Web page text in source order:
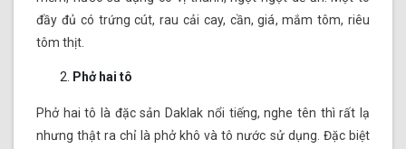
đầy đủ có trứng cút, rau cải cay, cần, giá, mắm tôm, riêu
tôm thịt.
Phở hai tô
Phở hai tô là đặc sản Daklak nổi tiếng, nghe tên thì rất lạ
nhưng thật ra chỉ là phở khô và tô nước sử dụng. Đặc biệt